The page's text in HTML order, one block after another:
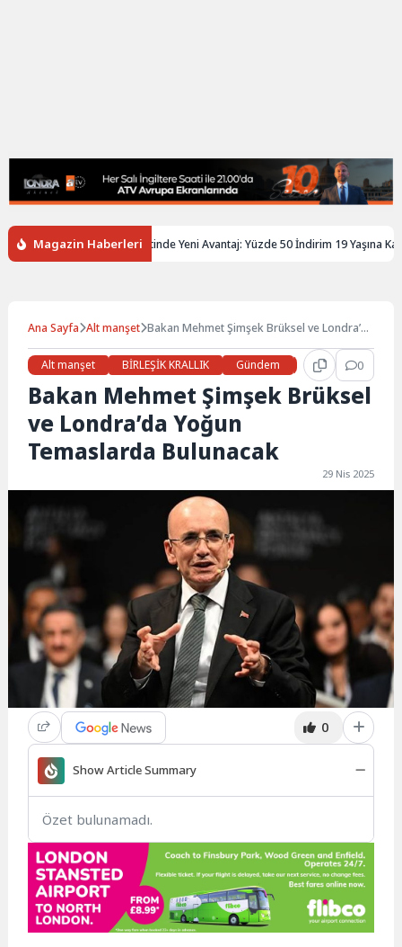
Magazin Haberleri
Gençlere Tren Biletinde Yeni Avantaj: Yüzde 50 İndirim 19 Yaşına Kadar
Ana Sayfa Alt manşet Bakan Mehmet Şimşek Brüksel ve Londra’da
Alt manşet
BİRLEŞİK KRALLIK Gündem Haberler 0
Bakan Mehmet Şimşek Brüksel
ve Londra’da Yoğun
Temaslarda Bulunacak
29 Nis 2025
0
Show Article Summary
Özet bulunamadı.